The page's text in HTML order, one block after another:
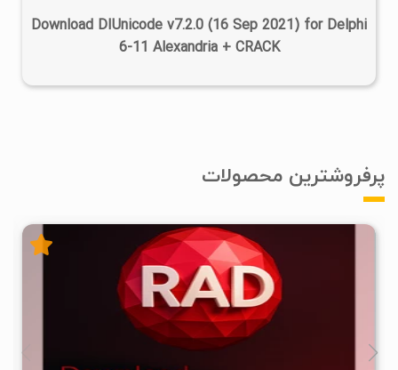
Download DIUnicode v7.2.0 (16 Sep 2021) for Delphi
6-11 Alexandria + CRACK
پرفروشترین محصولات
۷۷/۳K ۱۴۰۵/۰۱/۱۰